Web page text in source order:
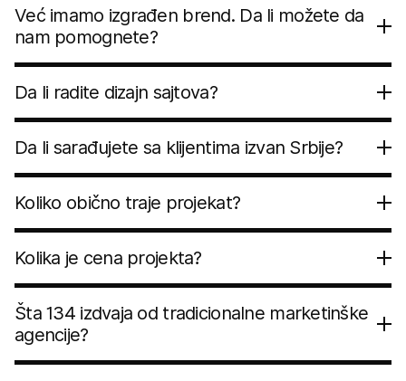
Već imamo izgrađen brend. Da li možete da
nam pomognete?
Da li radite dizajn sajtova?
Da li sarađujete sa klijentima izvan Srbije?
Koliko obično traje projekat?
Kolika je cena projekta?
Šta 134 izdvaja od tradicionalne marketinške
agencije?